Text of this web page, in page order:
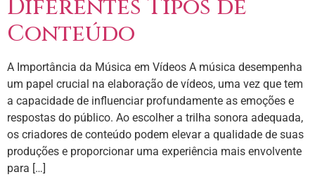
Diferentes Tipos de
Conteúdo
A Importância da Música em Vídeos A música desempenha
um papel crucial na elaboração de vídeos, uma vez que tem
a capacidade de influenciar profundamente as emoções e
respostas do público. Ao escolher a trilha sonora adequada,
os criadores de conteúdo podem elevar a qualidade de suas
produções e proporcionar uma experiência mais envolvente
para […]